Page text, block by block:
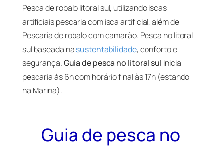
Pesca de robalo litoral sul, utilizando iscas
artificiais pescaria com isca artificial, além de
Pescaria de robalo com camarão. Pesca no litoral
sul baseada na sustentabilidade, conforto e
segurança.Guia de pesca no litoral sul inicia
pescaria às 6h com horário final às 17h (estando
na Marina).
Guia de pesca no